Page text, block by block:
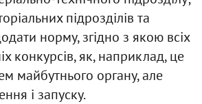
підрозділів та
норму, згідно з якою всіх
конкурсів, як, наприклад, це
майбутнього органу, але
і запуску.